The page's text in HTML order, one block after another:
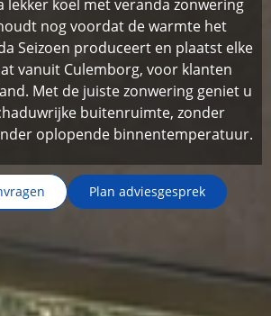
lekker koel met veranda zonwering
nog voordat de warmte het
Seizoen produceert en plaatst elke
vanuit Culemborg, voor klanten
Met de juiste zonwering geniet u
buitenruimte, zonder
oplopende binnentemperatuur.
Plan adviesgesprek